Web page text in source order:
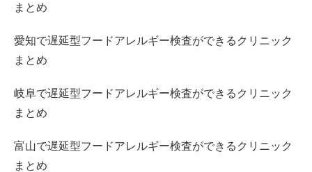
まとめ
愛知で遅延型フードアレルギー検査ができるクリニック
まとめ
岐阜で遅延型フードアレルギー検査ができるクリニック
まとめ
富山で遅延型フードアレルギー検査ができるクリニック
まとめ